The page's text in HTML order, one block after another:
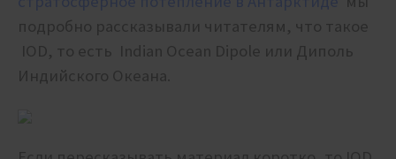
подробно рассказывали читателям, что такое
IOD, то есть Indian Ocean Dipole или Диполь
Индийского Океана.